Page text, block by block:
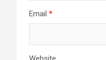
Email *